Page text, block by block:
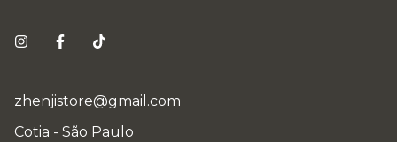
zhenjistore@gmail.com
Cotia - São Paulo